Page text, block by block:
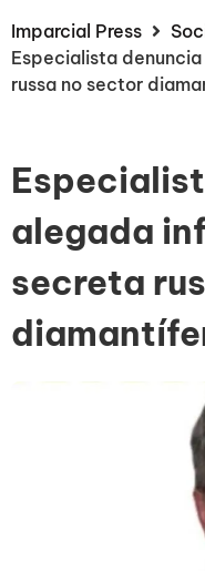
Imparcial Press
Especialista
russa no sector
alegada
secreta